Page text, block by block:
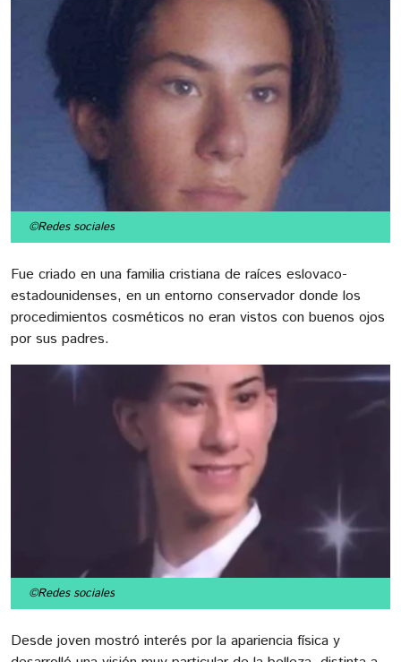
©Redes sociales
Fue criado en una familia cristiana de raíces eslovaco-
estadounidenses, en un entorno conservador donde los
procedimientos cosméticos no eran vistos con buenos ojos
por sus padres.
©Redes sociales
Desde joven mostró interés por la apariencia física y